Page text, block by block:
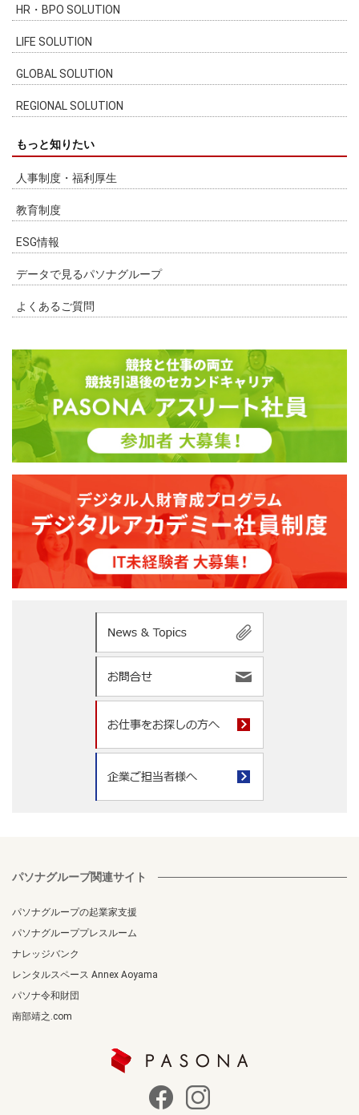
HR・BPO SOLUTION
LIFE SOLUTION
GLOBAL SOLUTION
REGIONAL SOLUTION
もっと知りたい
人事制度・福利厚生
教育制度
ESG情報
データで見るパソナグループ
よくあるご質問
パソナグループ関連サイト
パソナグループの起業家支援
パソナグループプレスルーム
ナレッジバンク
レンタルスペース Annex Aoyama
パソナ令和財団
南部靖之.com